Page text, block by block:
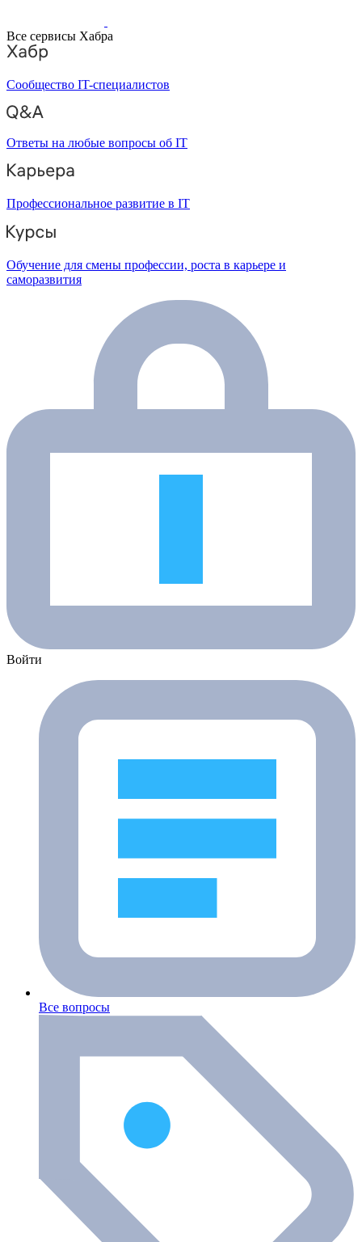
Все сервисы Хабра
Сообщество IT-специалистов
Ответы на любые вопросы об IT
Профессиональное развитие в IT
Обучение для смены профессии, роста в карьере и
саморазвития
Войти
Все вопросы